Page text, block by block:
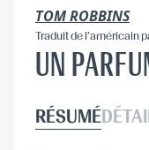
TOM ROBBINS
Traduitde l'américain
UN
RÉSUMÉ